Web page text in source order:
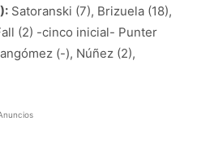
Satoranski (7), Brizuela (18),
(2) -cinco inicial- Punter
(-), Núñez (2),